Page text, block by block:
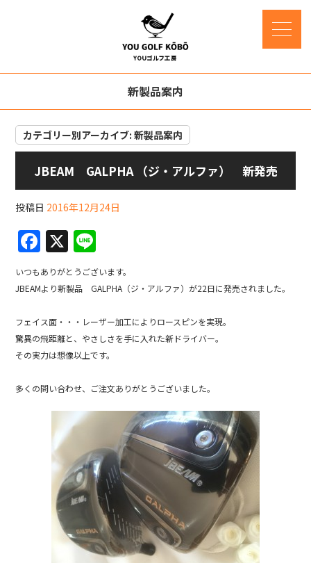
新製品案内
カテゴリー別アーカイブ:新製品案内
JBEAM GALPHA （ジ・アルファ） 新発売
投稿日 2016年12月24日
F
a
c
b
o
k
X
n
e
いつもありがとうございます。
JBEAMより新製品 GALPHA（ジ・アルファ）が22日に発売されました。
フェイス面・・・レーザー加工によりロースピンを実現。
驚異の飛距離と、やさしさを手に入れた新ドライバー。
その実力は想像以上です。
多くの問い合わせ、ご注文ありがとうございました。